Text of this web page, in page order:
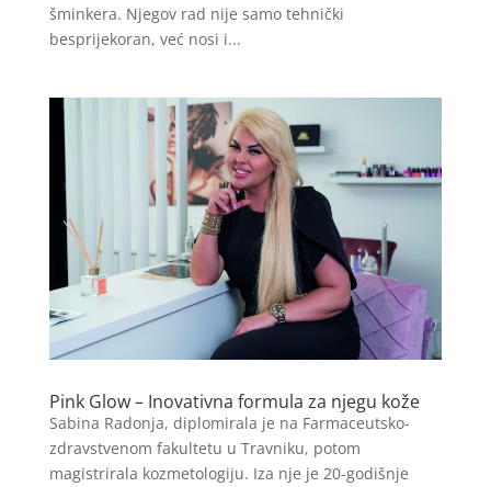
šminkera. Njegov rad nije samo tehnički
besprijekoran, već nosi i...
Pink Glow – Inovativna formula za njegu kože
Sabina Radonja, diplomirala je na Farmaceutsko-
zdravstvenom fakultetu u Travniku, potom
magistrirala kozmetologiju. Iza nje je 20-godišnje